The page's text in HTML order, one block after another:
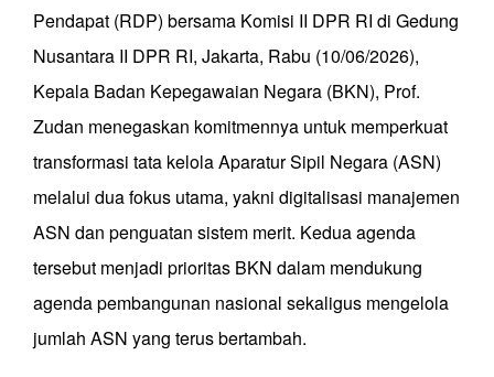
Pendapat (RDP) bersama Komisi II DPR RI di Gedung
Nusantara II DPR RI, Jakarta, Rabu (10/06/2026),
Kepala Badan Kepegawaian Negara (BKN), Prof.
Zudan menegaskan komitmennya untuk memperkuat
transformasi tata kelola Aparatur Sipil Negara (ASN)
melalui dua fokus utama, yakni digitalisasi manajemen
ASN dan penguatan sistem merit. Kedua agenda
tersebut menjadi prioritas BKN dalam mendukung
agenda pembangunan nasional sekaligus mengelola
jumlah ASN yang terus bertambah.